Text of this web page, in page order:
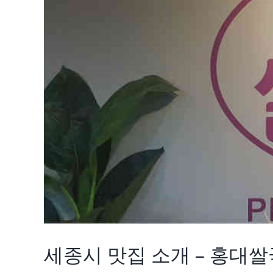
세종시 맛집 소개 – 홍대